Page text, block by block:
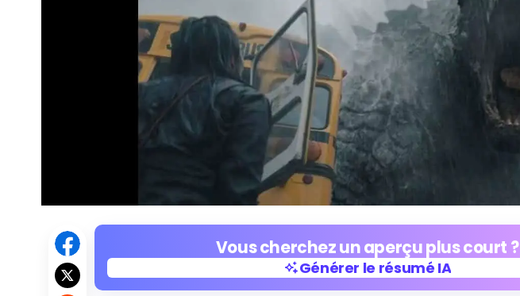
Vous cherchez un aperçu plus court ?
Générer le résumé IA